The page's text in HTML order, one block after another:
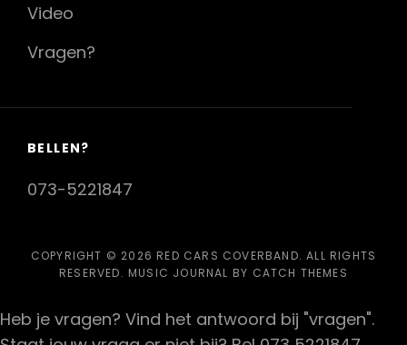
Video
Vragen?
BELLEN?
073-5221847
COPYRIGHT © 2026 RED CARS COVERBAND. ALL RIGHTS
RESERVED. MUSIC JOURNAL BY CATCH THEMES
Heb je vragen? Vind het antwoord bij "vragen".